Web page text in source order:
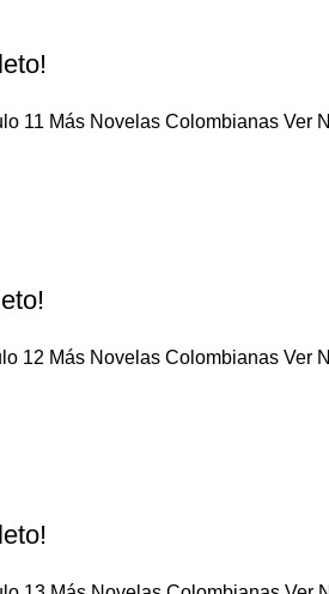
11 Más Novelas Colombianas Ver
12 Más Novelas Colombianas Ver